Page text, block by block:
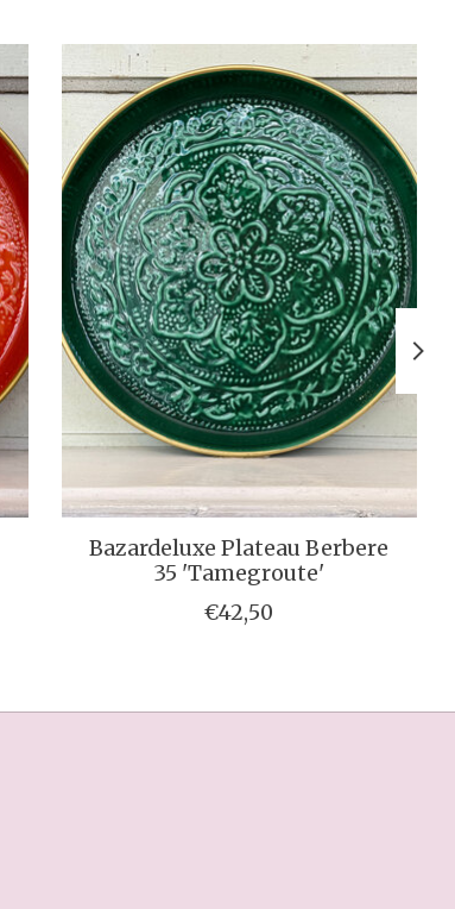
Bazardeluxe Plateau Berbere
35 'Tamegroute'
€42,50